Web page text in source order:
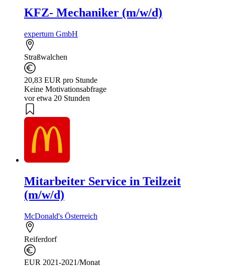
KFZ- Mechaniker (m/w/d)
expertum GmbH
Straßwalchen
20,83 EUR pro Stunde
Keine Motivationsabfrage
vor etwa 20 Stunden
Mitarbeiter Service in Teilzeit
(m/w/d)
McDonald's Österreich
Reiferdorf
EUR 2021-2021/Monat